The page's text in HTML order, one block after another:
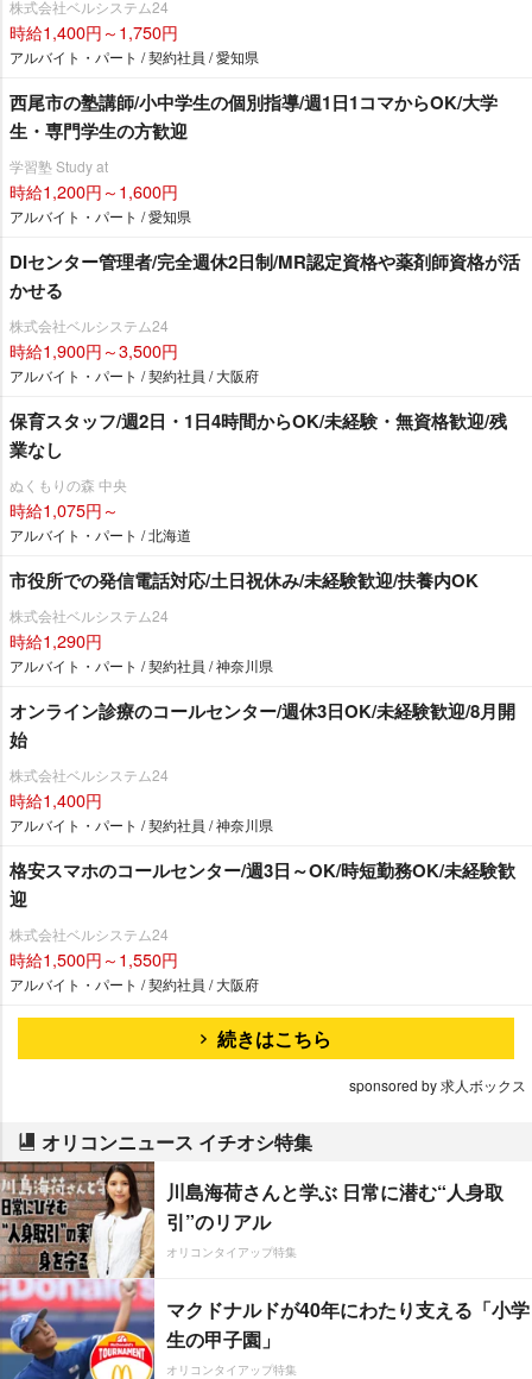
株式会社ベルシステム24
時給1,400円～1,750円
アルバイト・パート / 契約社員 / 愛知県
西尾市の塾講師/小中学生の個別指導/週1日1コマからOK/大学
生・専門学生の方歓迎
学習塾 Study at
時給1,200円～1,600円
アルバイト・パート / 愛知県
DIセンター管理者/完全週休2日制/MR認定資格や薬剤師資格が活
かせる
株式会社ベルシステム24
時給1,900円～3,500円
アルバイト・パート / 契約社員 / 大阪府
保育スタッフ/週2日・1日4時間からOK/未経験・無資格歓迎/残
業なし
ぬくもりの森 中央
時給1,075円～
アルバイト・パート / 北海道
市役所での発信電話対応/土日祝休み/未経験歓迎/扶養内OK
株式会社ベルシステム24
時給1,290円
アルバイト・パート / 契約社員 / 神奈川県
オンライン診療のコールセンター/週休3日OK/未経験歓迎/8月開
始
株式会社ベルシステム24
時給1,400円
アルバイト・パート / 契約社員 / 神奈川県
格安スマホのコールセンター/週3日～OK/時短勤務OK/未経験歓
迎
株式会社ベルシステム24
時給1,500円～1,550円
アルバイト・パート / 契約社員 / 大阪府
続きはこちら
sponsored by 求人ボックス
オリコンニュース イチオシ特集
川島海荷さんと学ぶ 日常に潜む“人身取
引”のリアル
オリコンタイアップ特集
マクドナルドが40年にわたり支える「小学
生の甲子園」
オリコンタイアップ特集